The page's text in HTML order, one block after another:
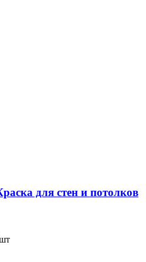
для стен и потолков